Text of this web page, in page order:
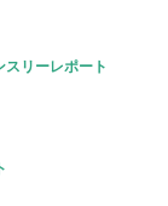
スリーレポート